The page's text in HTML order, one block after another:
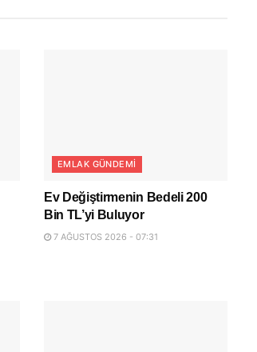
EMLAK GÜNDEMI
Ev Değiştirmenin Bedeli 200
Bin TL’yi Buluyor
7 AĞUSTOS 2026 - 07:31